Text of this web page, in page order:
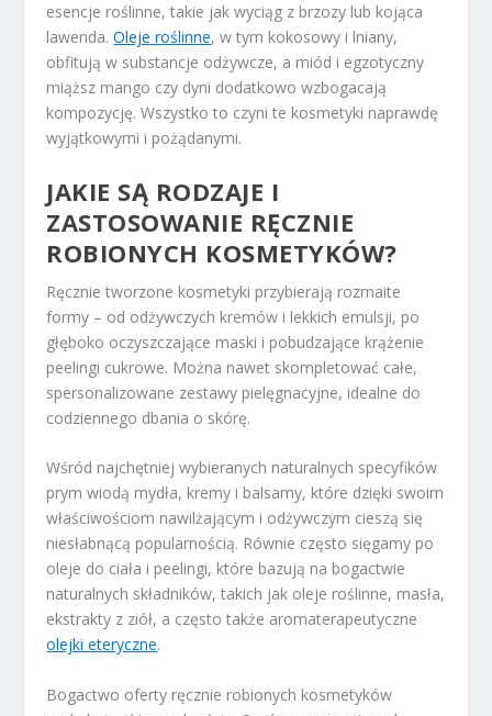
esencje roślinne, takie jak wyciąg z brzozy lub kojąca
lawenda.Oleje roślinne, w tym kokosowy i lniany,
obfitują w substancje odżywcze, a miód i egzotyczny
miąższ mango czy dyni dodatkowo wzbogacają
kompozycję. Wszystko to czyni te kosmetyki naprawdę
wyjątkowymi i pożądanymi.
JAKIE SĄ RODZAJE I
ZASTOSOWANIE RĘCZNIE
ROBIONYCH KOSMETYKÓW?
Ręcznie tworzone kosmetyki przybierają rozmaite
formy – od odżywczych kremów i lekkich emulsji, po
głęboko oczyszczające maski i pobudzające krążenie
peelingi cukrowe. Można nawet skompletować całe,
spersonalizowane zestawy pielęgnacyjne, idealne do
codziennego dbania o skórę.
Wśród najchętniej wybieranych naturalnych specyfików
prym wiodą mydła, kremy i balsamy, które dzięki swoim
właściwościom nawilżającym i odżywczym cieszą się
niesłabnącą popularnością. Równie często sięgamy po
oleje do ciała i peelingi, które bazują na bogactwie
naturalnych składników, takich jak oleje roślinne, masła,
ekstrakty z ziół, a często także aromaterapeutyczne
olejki eteryczne.
Bogactwo oferty ręcznie robionych kosmetyków